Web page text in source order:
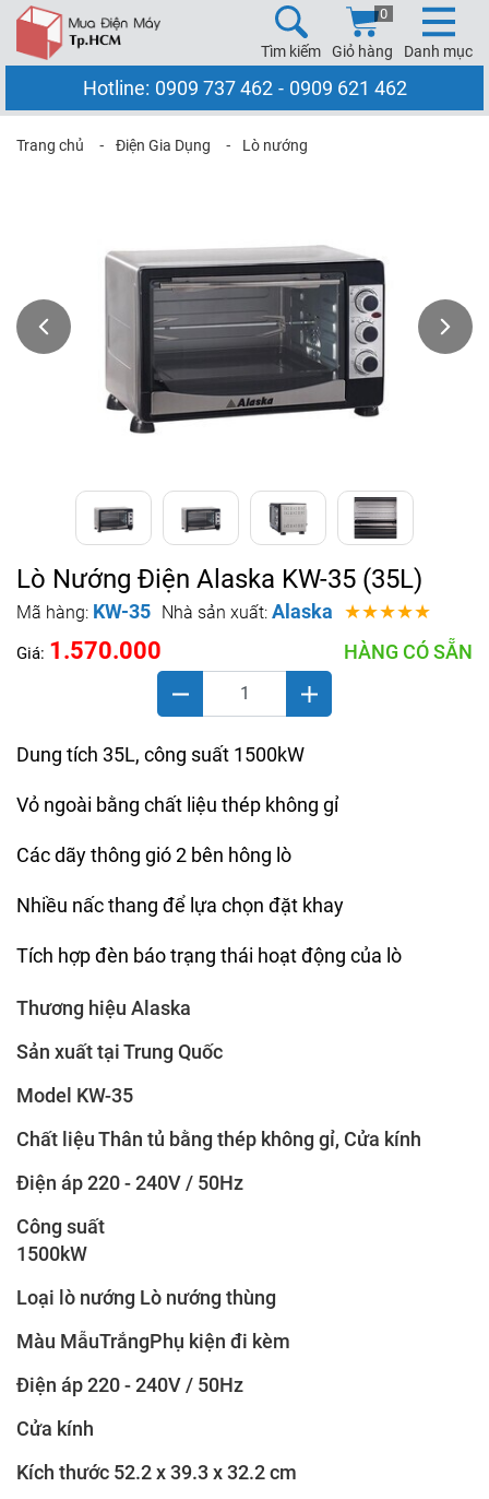
Tìm kiếm Giỏ hàng
0
Danh mục
Hotline: 0909 737 462 - 0909 621 462
Trang chủ ⁃ Điện Gia Dụng ⁃ Lò nướng
Lò Nướng Điện Alaska KW-35 (35L)
Mã hàng: KW-35 Nhà sản xuất: Alaska ★★★★★
Giá: 1.570.000 HÀNG CÓ SẴN
Dung tích 35L, công suất 1500kW
Vỏ ngoài bằng chất liệu thép không gỉ
Các dãy thông gió 2 bên hông lò
Nhiều nấc thang để lựa chọn đặt khay
Tích hợp đèn báo trạng thái hoạt động của lò
Thương hiệu Alaska
Sản xuất tại Trung Quốc
Model KW-35
Chất liệu Thân tủ bằng thép không gỉ, Cửa kính
Điện áp 220 - 240V / 50Hz
Công suất
1500kW
Loại lò nướng Lò nướng thùng
Màu MẫuTrắngPhụ kiện đi kèm
Điện áp 220 - 240V / 50Hz
Cửa kính
Kích thước 52.2 x 39.3 x 32.2 cm